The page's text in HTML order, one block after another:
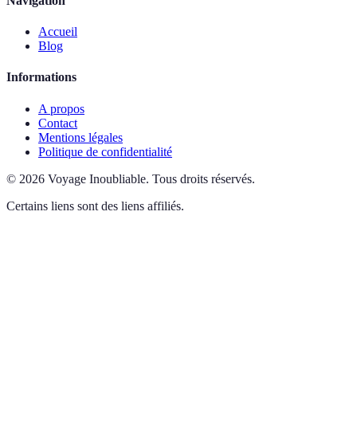
Accueil
Blog
Informations
A propos
Contact
Mentions légales
Politique de confidentialité
© 2026 Voyage Inoubliable. Tous droits réservés.
Certains liens sont des liens affiliés.